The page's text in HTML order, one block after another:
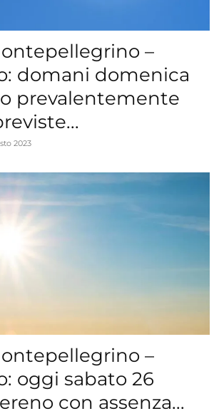
–
domani domenica
prevalentemente
2023
–
oggi sabato 26
con assenza...